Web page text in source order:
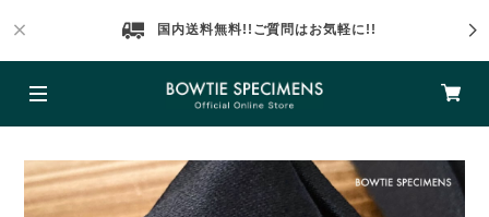
国内送料無料!!ご質問はお気軽に!!